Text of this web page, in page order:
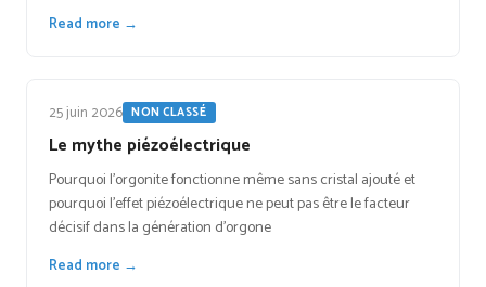
Read more →
25 juin 2026 NON CLASSÉ
Le mythe piézoélectrique
Pourquoi l'orgonite fonctionne même sans cristal ajouté et
pourquoi l'effet piézoélectrique ne peut pas être le facteur
décisif dans la génération d'orgone
Read more →